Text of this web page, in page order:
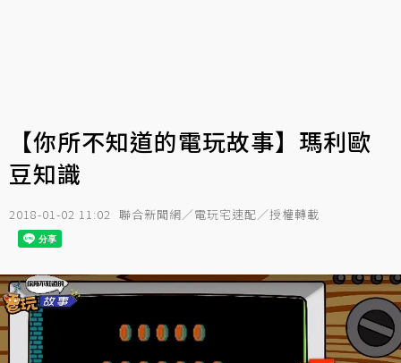
【你所不知道的電玩故事】瑪利歐
豆知識
2018-01-02 11:02 聯合新聞網／電玩宅速配／授權轉載